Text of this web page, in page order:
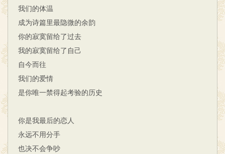
我们的体温
成为诗篇里最隐微的余韵
你的寂寞留给了过去
我的寂寞留给了自己
自今而往
我们的爱情
是你唯一禁得起考验的历史
你是我最后的恋人
永远不用分手
也决不会争吵